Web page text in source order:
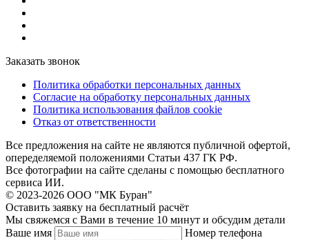
Заказать звонок
Политика обработки персональных данных
Согласие на обработку персональных данных
Политика использования файлов cookie
Отказ от ответственности
Все предложения на сайте не являются публичной офертой,
опеределяемой положениями Статьи 437 ГК РФ.
Все фотографии на сайте сделаны с помощью бесплатного
сервиса ИИ.
© 2023-2026 ООО "МК Буран"
Оставить заявку на бесплатный расчёт
Мы свяжемся с Вами в течение 10 минут и обсудим детали
Ваше имя
Номер телефона